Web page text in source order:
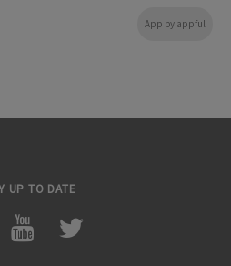
App by appful
UP TO DATE